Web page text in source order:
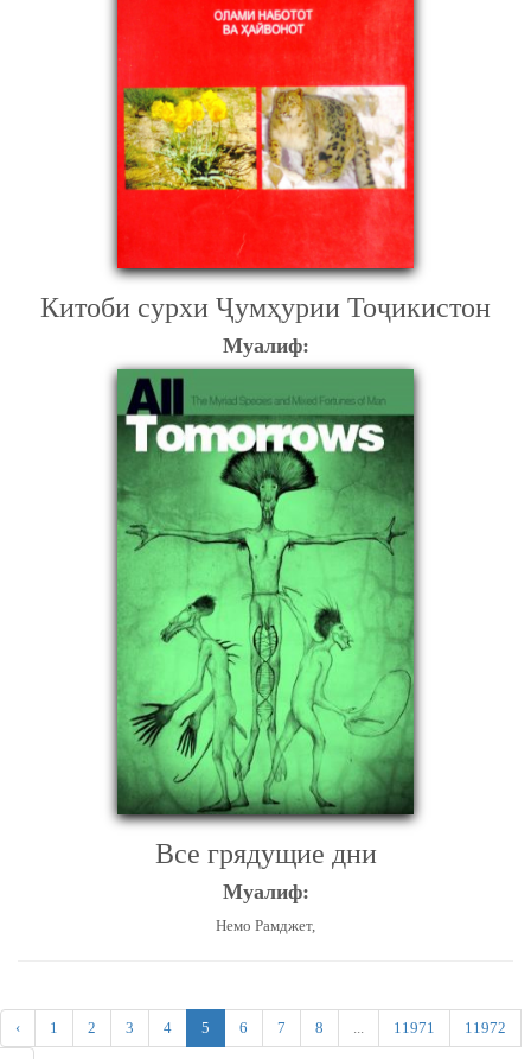
Китоби сурхи Ҷумҳурии Тоҷикистон
Муалиф:
Все грядущие дни
Муалиф:
Немо Рамджет,
‹ 1 2 3 4 5 6 7 8 ... 11971 11972